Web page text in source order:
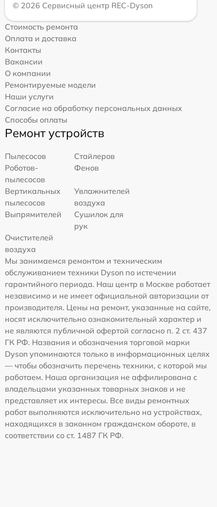
© 2026 Сервисный центр REC-Dyson
Стоимость ремонта
Оплата и доставка
Контакты
Вакансии
О компании
Ремонтируемые модели
Наши услуги
Согласие на обработку персональных данных
Способы оплаты
Ремонт устройств
Пылесосов
Стайлеров
Роботов-
пылесосов
Фенов
Вертикальных
пылесосов
Увлажнителей
воздуха
Выпрямителей
Сушилок для
рук
Очистителей
воздуха
Мы занимаемся ремонтом и техническим
обслуживанием техники Dyson по истечении
гарантийного периода. Наш центр в Москве работает
независимо и не имеет официальной авторизации от
производителя. Цены на ремонт, указанные на сайте,
носят исключительно ознакомительный характер и
не являются публичной офертой согласно п. 2 ст. 437
ГК РФ. Названия и обозначения торговой марки
Dyson упоминаются только в информационных целях
— чтобы обозначить перечень техники, с которой мы
работаем. Наша организация не аффилирована с
владельцами указанных товарных знаков и не
представляет их интересы. Все виды ремонтных
работ выполняются исключительно на устройствах,
находящихся в законном гражданском обороте, в
соответствии со ст. 1487 ГК РФ.